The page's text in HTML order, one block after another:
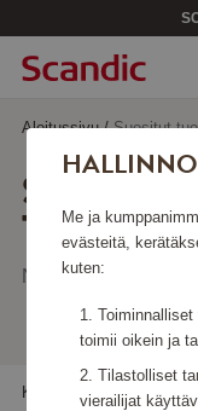
Aloitussivu/Suositut
Näyttää 2 tuotetta
Kaikki suodattimet
Me ja
evästeitä,
kuten:
toimii oikein ja
Tilastolliset
vierailijat